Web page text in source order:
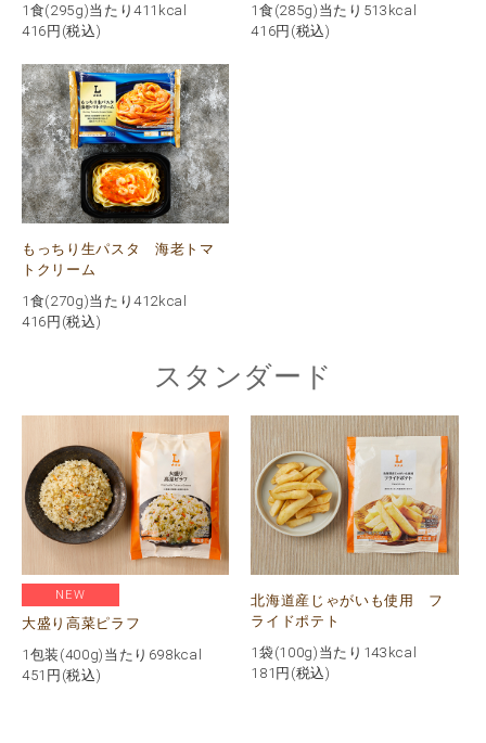
1食(295g)当たり411kcal
416 円(税込)
1食(285g)当たり513kcal
416円(税込)
もっちり生パスタ 海老トマ
トクリーム
1食(270g)当たり412kcal
416 円(税込)
スタンダード
NEW
大盛り高菜ピラフ
1包装(400g)当たり698kcal
451 円(税込)
北海道産じゃがいも使用 フ
ライドポテト
1袋(100g)当たり143kcal
181 円(税込)